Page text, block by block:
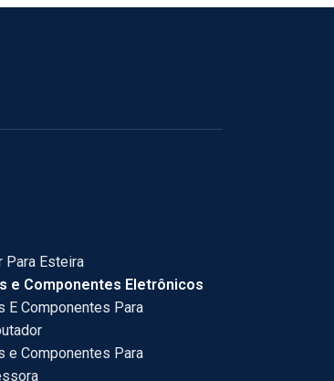
Para Esteira
e Componentes Eletrônicos
E Componentes Para
e Componentes Para